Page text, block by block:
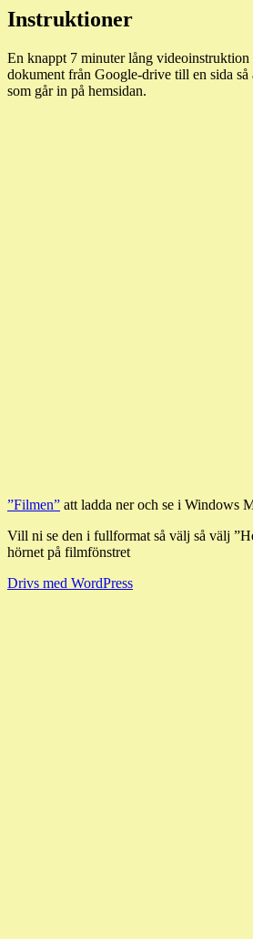
Instruktioner
En knappt 7 minuter lång
dokument från Google-drive till en sida
som går in på hemsidan.
”Filmen” att ladda ner och se i Windows
Vill ni se den i fullformat så välj så välj
hörnet på filmfönstret
Drivs med WordPress